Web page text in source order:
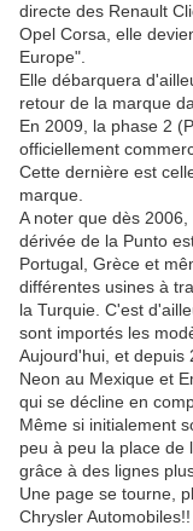
directe des Renault
Opel Corsa, elle
Europe".
Elle débarquera
retour de la marque
En 2009, la phase 2
officiellement
Cette dernière est
marque.
A noter que dès
dérivée de la Punto
Portugal, Grèce et
différentes usines à
la Turquie. C'est
sont importés les
Aujourd'hui, et depuis
Neon au Mexique et
qui se décline en
Même si initialement
peu à peu la place de
grâce à des lignes
Une page se tourne,
Chrysler Automobiles!!